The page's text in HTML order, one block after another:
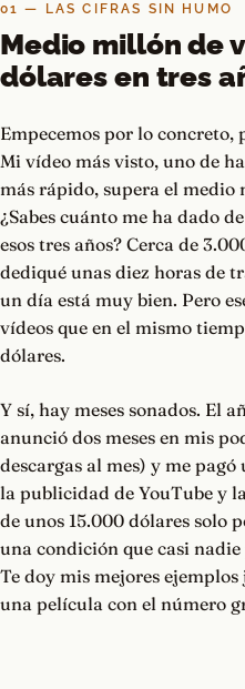
01 — LAS CIFRAS SIN HUMO
Medio millón de
dólares en tres
Empecemos por lo concreto,
Mi vídeo más visto, uno de
más rápido, supera el medio
¿Sabes cuánto me ha dado
esos tres años? Cerca de
dediqué unas diez horas de
un día está muy bien. Pero
vídeos que en el mismo
dólares.
Y sí, hay meses sonados. El
anunció dos meses en mis
descargas al mes) y me
la publicidad de YouTube y
de unos 15.000 dólares solo
una condición que casi nadie
Te doy mis mejores
una película con el número